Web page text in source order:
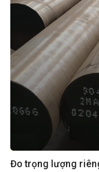
Đo trọng lượng